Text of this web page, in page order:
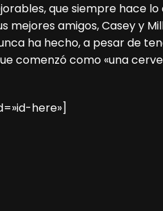
que siempre hace
mejores amigos, Casey y
ha hecho, a pesar de
comenzó como «una
here»]